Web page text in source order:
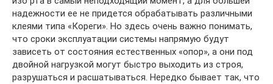
надежности ее не придется обрабатывать различными
клеями типа «Кореги». Но здесь очень важно понимать,
что сроки эксплуатации системы напрямую будут
зависеть от состояния естественных «опор», а они под
двойной нагрузкой могут быстро выходить из строя,
разрушаться и расшатываться. Нередко бывает так, что